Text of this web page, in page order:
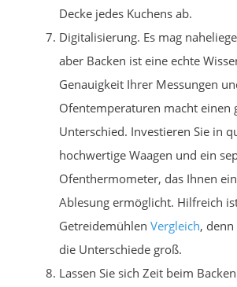
Decke jedes Kuchens ab.
Digitalisierung. Es mag
aber Backen ist eine echte
Genauigkeit Ihrer Messungen
Ofentemperaturen macht einen
Unterschied. Investieren Sie in
hochwertige Waagen und ein
Ofenthermometer, das Ihnen
Ablesung ermöglicht. Hilfreich
Getreidemühlen Vergleich,
die Unterschiede groß.
Lassen Sie sich Zeit beim